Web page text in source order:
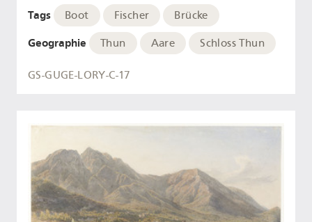
Tags Boot Fischer Brücke
Geographie Thun Aare Schloss Thun
GS-GUGE-LORY-C-17